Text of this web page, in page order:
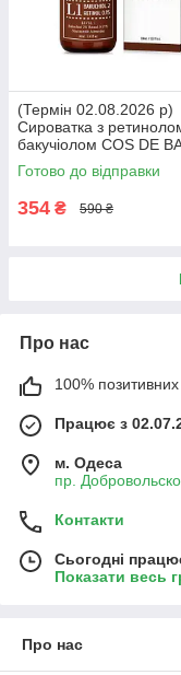
(Термін 02.08.2026 р)
Сироватка з
бакучіолом COS DE
Level 1 Bakuchiol Retinol
Serum 30 мл
Готово до відправки
354 ₴ 590 ₴
Про нас
100% позитивних
Працює з
м. Одеса
пр.
Контакти
Сьогодні
Показати весь
Про нас